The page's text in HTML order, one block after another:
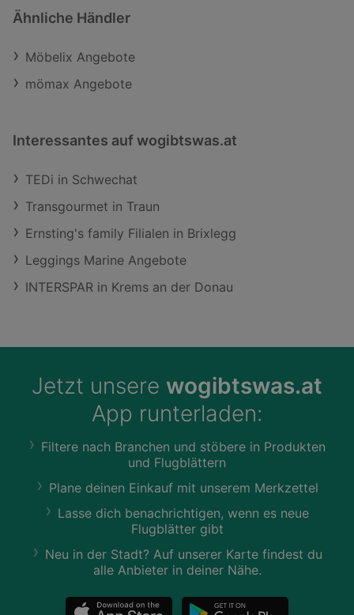
Ähnliche Händler
Möbelix Angebote
mömax Angebote
Interessantes auf wogibtswas.at
TEDi in Schwechat
Transgourmet in Traun
Ernsting's family Filialen in Brixlegg
Leggings Marine Angebote
INTERSPAR in Krems an der Donau
Jetzt unsere wogibtswas.at
App runterladen:
Filtere nach Branchen und stöbere in Produkten
und Flugblättern
Plane deinen Einkauf mit unserem Merkzettel
Lasse dich benachrichtigen, wenn es neue
Flugblätter gibt
Neu in der Stadt? Auf unserer Karte findest du
alle Anbieter in deiner Nähe.